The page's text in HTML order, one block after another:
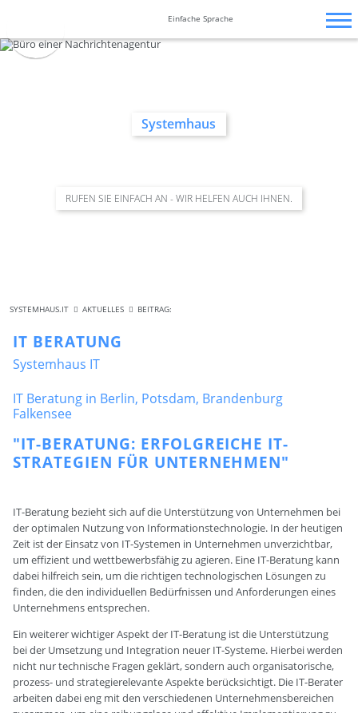
überspringen
überspringen
Einfache Sprache
Systemhaus
RUFEN SIE EINFACH AN - WIR HELFEN AUCH IHNEN.
SYSTEMHAUS.IT AKTUELLES BEITRAG:
IT BERATUNG
Systemhaus IT
IT Beratung in Berlin, Potsdam, Brandenburg
Falkensee
"IT-BERATUNG: ERFOLGREICHE IT-
STRATEGIEN FÜR UNTERNEHMEN"
IT-Beratung bezieht sich auf die Unterstützung von Unternehmen bei
der optimalen Nutzung von Informationstechnologie. In der heutigen
Zeit ist der Einsatz von IT-Systemen in Unternehmen unverzichtbar,
um effizient und wettbewerbsfähig zu agieren. Eine IT-Beratung kann
dabei hilfreich sein, um die richtigen technologischen Lösungen zu
finden, die den individuellen Bedürfnissen und Anforderungen eines
Unternehmens entsprechen.
Ein weiterer wichtiger Aspekt der IT-Beratung ist die Unterstützung
bei der Umsetzung und Integration neuer IT-Systeme. Hierbei werden
nicht nur technische Fragen geklärt, sondern auch organisatorische,
prozess- und strategierelevante Aspekte berücksichtigt. Die IT-Berater
arbeiten dabei eng mit den verschiedenen Unternehmensbereichen